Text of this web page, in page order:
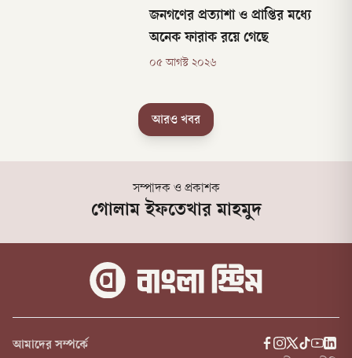
জনগণের প্রত্যাশা ও প্রাপ্তির মধ্যে
অনেক ফারাক রয়ে গেছে
০৫ আগস্ট ২০২৬
আরও খবর
সম্পাদক ও প্রকাশক
গোলাম ইফতেখার মাহমুদ
আমাদের সম্পর্কে